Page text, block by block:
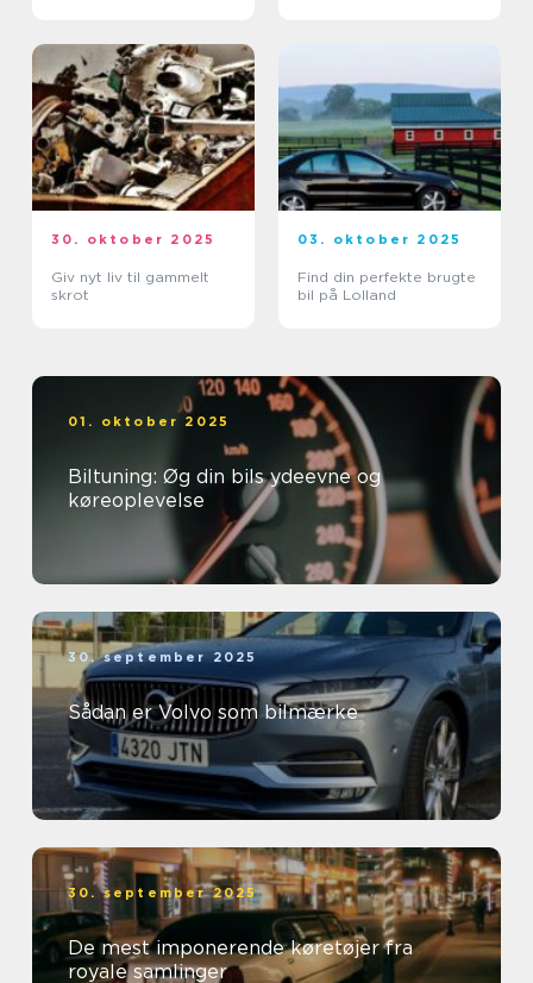
30. oktober 2025
Giv nyt liv til gammelt
skrot
03. oktober 2025
Find din perfekte brugte
bil på Lolland
01. oktober 2025
Biltuning: Øg din bils ydeevne og
køreoplevelse
30. september 2025
Sådan er Volvo som bilmærke
30. september 2025
De mest imponerende køretøjer fra
royale samlinger